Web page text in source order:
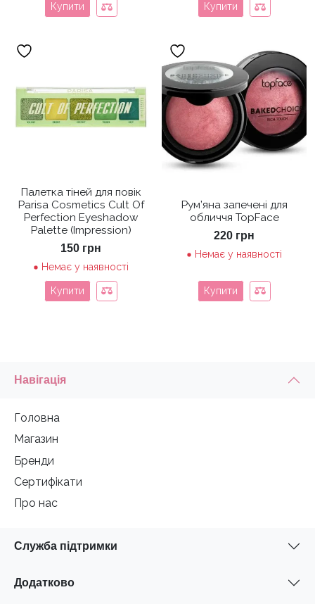
Купити Купити
Палетка тіней для повік
Parisa Cosmetics Cult Of
Perfection Eyeshadow
Palette (Impression)
150 грн
Немає у наявності
Купити
Рум’яна запечені для
обличчя TopFace
220 грн
Немає у наявності
Купити
Навігація
Головна
Магазин
Бренди
Сертифікати
Про нас
Служба підтримки
Додатково